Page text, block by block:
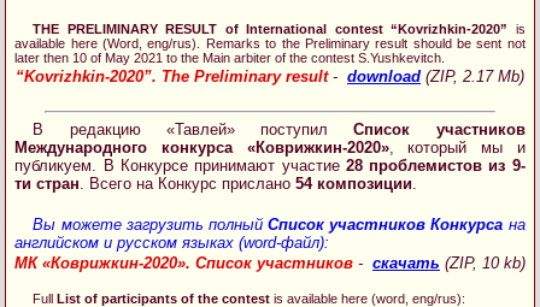
THE PRELIMINARY RESULT of International contest “Kovrizhkin-2020” is
available here (Word, eng/rus). Remarks to the Preliminary result should be sent not
later then 10 of May 2021 to the Main arbiter of the contest S.Yushkevitch.
“Kovrizhkin-2020”. The Preliminary result- download (ZIP, 2.17 Mb)
В редакцию «Тавлей» поступилСписок участников
Международного конкурса «Коврижкин-2020», который мы и
публикуем. В Конкурсе принимают участие 28 проблемистов из 9-
ти стран. Всего на Конкурс прислано54 композиции.
Вы можете загрузить полныйСписок участников Конкурса на
английском и русском языках (word-файл):
МК «Коврижкин-2020». Список участников - скачать (ZIP, 10 kb)
FullList of participants of the contest is available here (word, eng/rus):